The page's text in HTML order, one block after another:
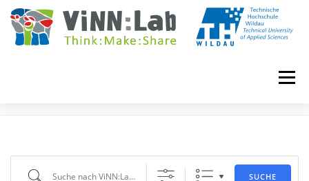
Zum
Inhalt
springen
Menü
Suche nach ViNN:Lab Events
SUCHE